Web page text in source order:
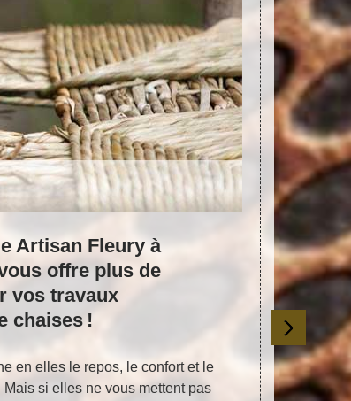
Artisan Fleury à
offre plus de
vos travaux
chaises !
en elles le repos, le confort et le
si elles ne vous mettent pas
Venez
Savez-
maison et